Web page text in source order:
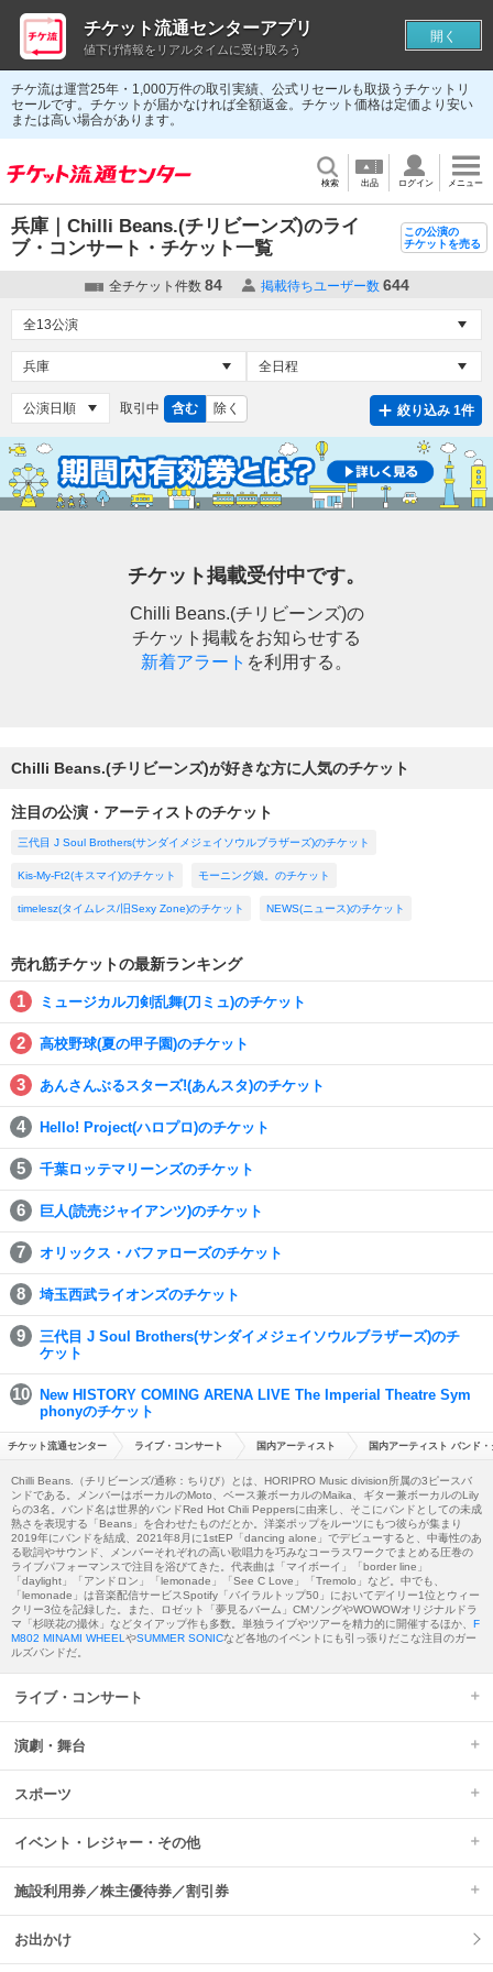
チケ流は運営25年・1,000万件の取引実績、公式リセールも取扱うチケットリ
セールです。チケットが届かなければ全額返金。チケット価格は定価より安い
または高い場合があります。
検索 出品 ログイン メニュー
兵庫｜Chilli Beans.(チリビーンズ)のライ
ブ・コンサート・チケット一覧
この公演の
チケットを売る
全チケット件数 84 掲載待ちユーザー数 644
取引中 含む 除く 絞り込み 1件
チケット掲載受付中です。
Chilli Beans.(チリビーンズ)の
チケット掲載をお知らせする
新着アラート を利用する。
Chilli Beans.(チリビーンズ)が好きな方に人気のチケット
注目の公演・アーティストのチケット
三代目 J Soul Brothers(サンダイメジェイソウルブラザーズ)のチケット
Kis-My-Ft2(キスマイ)のチケット モーニング娘。のチケット
timelesz(タイムレス/旧Sexy Zone)のチケット NEWS(ニュース)のチケット
売れ筋チケットの最新ランキング
ミュージカル刀剣乱舞(刀ミュ)のチケット
高校野球(夏の甲子園)のチケット
あんさんぶるスターズ!(あんスタ)のチケット
Hello! Project(ハロプロ)のチケット
千葉ロッテマリーンズのチケット
巨人(読売ジャイアンツ)のチケット
オリックス・バファローズのチケット
埼玉西武ライオンズのチケット
三代目 J Soul Brothers(サンダイメジェイソウルブラザーズ)のチ
ケット
New HISTORY COMING ARENA LIVE The Imperial Theatre Sym
phonyのチケット
チケット流通センター ライブ・コンサート 国内アーティスト 国内アーティスト バンド
Chilli Beans.（チリビーンズ/通称：ちりび）とは、HORIPRO Music division所属の3ピースバ
ンドである。メンバーはボーカルのMoto、ベース兼ボーカルのMaika、ギター兼ボーカルのLily
らの3名。バンド名は世界的バンドRed Hot Chili Peppersに由来し、そこにバンドとしての未成
熟さを表現する「Beans」を合わせたものだとか。洋楽ポップをルーツにもつ彼らが集まり
2019年にバンドを結成、2021年8月に1stEP「dancing alone」でデビューすると、中毒性のあ
る歌詞やサウンド、メンバーそれぞれの高い歌唱力を巧みなコーラスワークでまとめる圧巻の
ライブパフォーマンスで注目を浴びてきた。代表曲は「マイボーイ」「border line」
「daylight」「アンドロン」「lemonade」「See C Love」「Tremolo」など。中でも、
「lemonade」は音楽配信サービスSpotify「バイラルトップ50」においてデイリー1位とウィー
クリー3位を記録した。また、ロゼット「夢見るバーム」CMソングやWOWOWオリジナルドラ
マ「杉咲花の撮休」などタイアップ作も多数。単独ライブやツアーを精力的に開催するほか、 F
M802 MINAMI WHEEL やSUMMER SONICなど各地のイベントにも引っ張りだこな注目のガー
ルズバンドだ。
ライブ・コンサート
演劇・舞台
スポーツ
イベント・レジャー・その他
施設利用券／株主優待券／割引券
お出かけ
チケット流通センターアプリ
値下げ情報をリアルタイムに受け取ろう
開く